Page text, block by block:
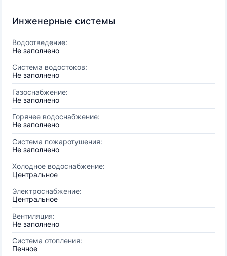
Инженерные системы
Водоотведение:
Не заполнено
Система водостоков:
Не заполнено
Газоснабжение:
Не заполнено
Горячее водоснабжение:
Не заполнено
Система пожаротушения:
Не заполнено
Холодное водоснабжение:
Центральное
Электроснабжение:
Центральное
Вентиляция:
Не заполнено
Система отопления:
Печное